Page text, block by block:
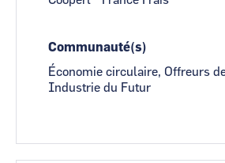
Communauté(s)
Économie circulaire, Offreurs
Industrie du Futur